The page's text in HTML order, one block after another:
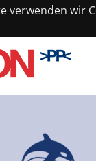
verwenden wir